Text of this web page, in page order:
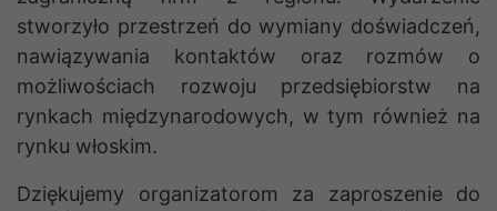
stworzyło przestrzeń do wymiany doświadczeń,
nawiązywania kontaktów oraz rozmów o
możliwościach rozwoju przedsiębiorstw na
rynkach międzynarodowych, w tym również na
rynku włoskim.
Dziękujemy organizatorom za zaproszenie do